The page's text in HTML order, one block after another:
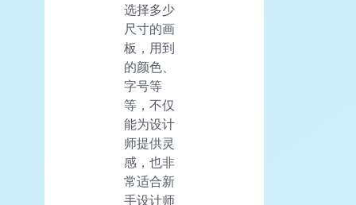
选择多少
尺寸的画
板，用到
的颜色、
字号等
等，不仅
能为设计
师提供灵
感，也非
常适合新
手设计师